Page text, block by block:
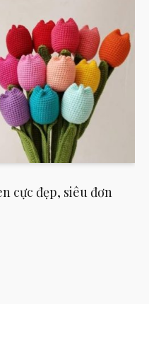
cực đẹp, siêu đơn